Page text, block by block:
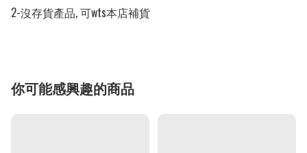
2-沒存貨產品, 可wts本店補貨
你可能感興趣的商品